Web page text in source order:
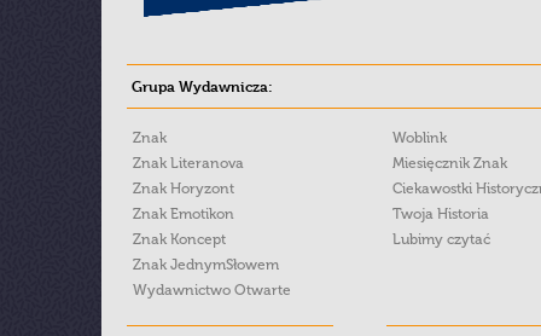
Grupa Wydawnicza:
Znak
Znak Literanova
Znak Horyzont
Znak Emotikon
Znak Koncept
Znak JednymSłowem
Wydawnictwo Otwarte
Woblink
Miesięcznik Znak
Ciekawostki
Twoja Historia
Lubimy czytać